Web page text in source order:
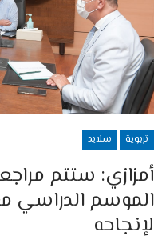
تربوية سلايد
أمزازي: ستتم
الموسم الدراسي
لإنجاحه